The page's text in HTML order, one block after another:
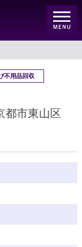
不用品回収
都市東山区